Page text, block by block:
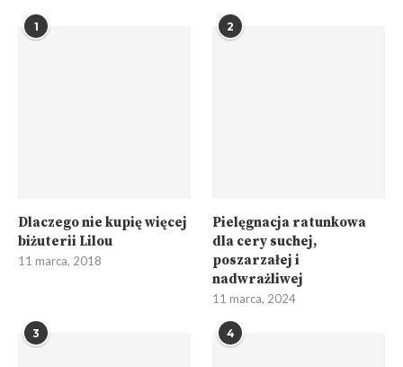
1
Dlaczego nie kupię więcej
biżuterii Lilou
11 marca, 2018
2
Pielęgnacja ratunkowa
dla cery suchej,
poszarzałej i
nadwrażliwej
11 marca, 2024
3 4